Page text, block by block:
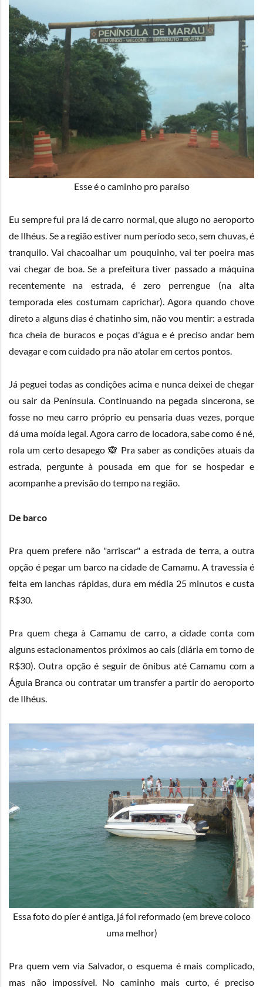
Esse é o caminho pro paraíso
Eu sempre fui pra lá de carro normal, que alugo no aeroporto
de Ilhéus. Se a região estiver num período seco, sem chuvas, é
tranquilo. Vai chacoalhar um pouquinho, vai ter poeira mas
vai chegar de boa. Se a prefeitura tiver passado a máquina
recentemente na estrada, é zero perrengue (na alta
temporada eles costumam caprichar). Agora quando chove
direto a alguns dias é chatinho sim, não vou mentir: a estrada
fica cheia de buracos e poças d'água e é preciso andar bem
devagar e com cuidado pra não atolar em certos pontos.
Já peguei todas as condições acima e nunca deixei de chegar
ou sair da Península. Continuando na pegada sincerona, se
fosse no meu carro próprio eu pensaria duas vezes, porque
dá uma moída legal. Agora carro de locadora, sabe como é né,
rola um certo desapego 🙈 Pra saber as condições atuais da
estrada, pergunte à pousada em que for se hospedar e
acompanhe a previsão do tempo na região.
De barco
Pra quem prefere não "arriscar" a estrada de terra, a outra
opção é pegar um barco na cidade de Camamu. A travessia é
feita em lanchas rápidas, dura em média 25 minutos e custa
R$30.
Pra quem chega à Camamu de carro, a cidade conta com
alguns estacionamentos próximos ao cais (diária em torno de
R$30). Outra opção é seguir de ônibus até Camamu com a
Águia Brancaou contratar um transfer a partir do aeroporto
de Ilhéus.
Essa foto do píer é antiga, já foi reformado (em breve coloco
uma melhor)
Pra quem vem via Salvador, o esquema é mais complicado,
mas não impossível. No caminho mais curto, é preciso